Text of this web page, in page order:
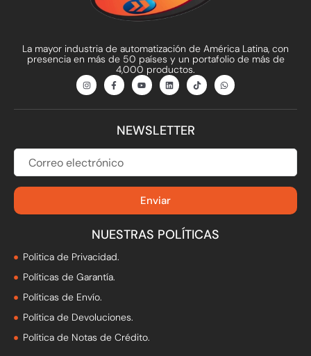
La mayor industria de automatización de América Latina, con
presencia en más de 50 países y un portafolio de más de
4,000 productos.
I
n
s
a
F
a
c
b
o
k
Y
o
u
u
e
L
i
n
e
i
n
T
i
k
o
W
h
a
s
NUESTRAS POLÍTICAS
Politica de Privacidad.
Políticas de Garantía.
Políticas de Envío.
Política de Devoluciones.
Política de Notas de Crédito.
NEWSLETTER
CORREO
ELECTRÓNICO
Enviar